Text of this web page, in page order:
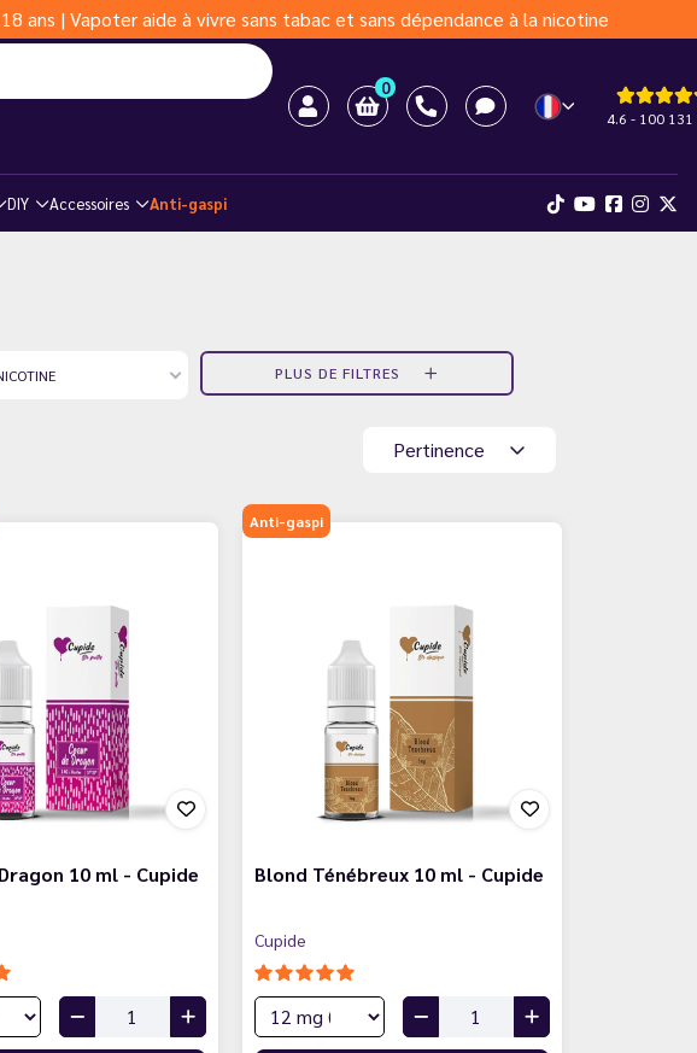
ans | Vapoter aide à vivre sans tabac et sans dépendance à la nicotine
0
4.6 - 100 131
DIY Accessoires Anti-gaspi
PLUS DE FILTRES
Pertinence
10 ml - Cupide
Anti-gaspi
Blond Ténébreux 10 ml - Cupide
Cupide